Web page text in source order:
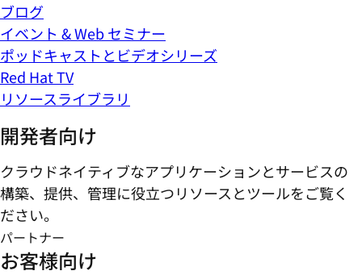
ブログ
イベント & Web セミナー
ポッドキャストとビデオシリーズ
Red Hat TV
リソースライブラリ
開発者向け
クラウドネイティブなアプリケーションとサービスの
構築、提供、管理に役立つリソースとツールをご覧く
ださい。
パートナー
お客様向け